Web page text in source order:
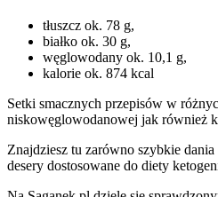
tłuszcz ok. 78 g,
białko ok. 30 g,
węglowodany ok. 10,1 g,
kalorie ok. 874 kcal
Setki smacznych przepisów w
niskowęglowodanowej jak również
Znajdziesz tu zarówno szybkie
desery dostosowane do diety